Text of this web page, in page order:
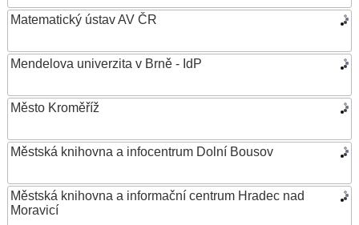
Matematický ústav AV ČR
Mendelova univerzita v Brně - IdP
Město Kroměříž
Městská knihovna a infocentrum Dolní Bousov
Městská knihovna a informační centrum Hradec nad
Moravicí